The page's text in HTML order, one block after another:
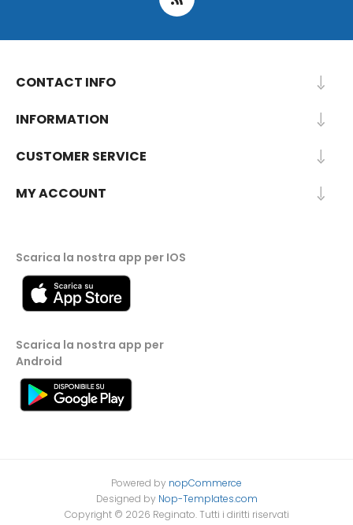
CONTACT INFO
INFORMATION
CUSTOMER SERVICE
MY ACCOUNT
Scarica la nostra app per IOS
Scarica la nostra app per
Android
Powered by nopCommerce
Designed by Nop-Templates.com
Copyright © 2026 Reginato. Tutti i diritti riservati